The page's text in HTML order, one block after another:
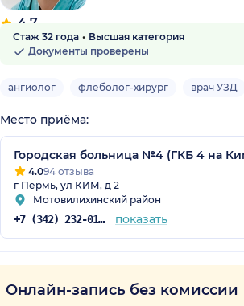
4.7
18 отзывов
Стаж 32 года
Высшая категория
Документы проверены
ангиолог флеболог-хирург врач УЗД
Место приёма:
Городская больница №4 (ГКБ 4 на
4.094 отзыва
г Пермь, ул КИМ, д 2
Мотовилихинский район
+7 (342) 232-01-33 показать
Онлайн-запись без комиссии